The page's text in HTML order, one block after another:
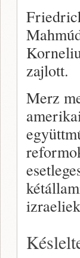
zajlott.
Merz